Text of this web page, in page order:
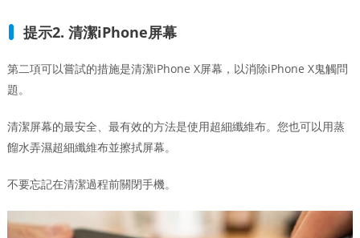
提示2. 清潔iPhone屏幕
第二項可以嘗試的措施是清潔iPhone X屏幕，以消除iPhone X鬼觸問
題。
清潔屏幕的最安全、最有效的方法是使用超細纖維布。您也可以用蒸
餾水弄濕超細纖維布並擦拭屏幕。
不要忘記在清潔過程前關閉手機。